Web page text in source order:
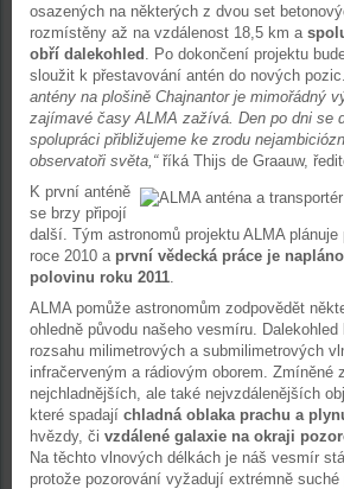
osazených na některých z dvou set
rozmístěny až na vzdálenost 18,5 km a
obří dalekohled . Po dokončení projektu
sloužit k přestavování antén do nových pozic.
antény na plošině Chajnantor je mimořádný
zajímavé časy ALMA zažívá. Den po dni se
spolupráci přibližujeme ke zrodu
observatoři světa,“říká Thijs de Graauw,
K první anténě
se brzy připojí
další. Tým astronomů projektu ALMA
roce 2010 a první vědecká práce je
polovinu roku 2011.
ALMA pomůže astronomům zodpovědět
ohledně původu našeho vesmíru.
rozsahu milimetrových a submilimetrových
infračerveným a rádiovým oborem. Zmíněné
nejchladnějších, ale také nejvzdálenějších
které spadají chladná oblaka prachu a
hvězdy, či vzdálené galaxie na okraji
Na těchto vlnových délkách je náš vesmír
protože pozorování vyžadují extrémně suché